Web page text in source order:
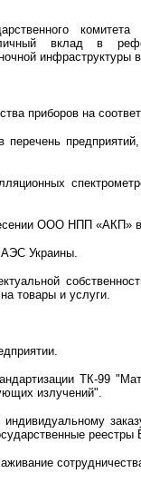
вклад в
инфраструктуры
приборов на
предприятий,
ООО НПП «АКП»
АЭС Украины.
товары и услуги.
ТК-99
излучений".